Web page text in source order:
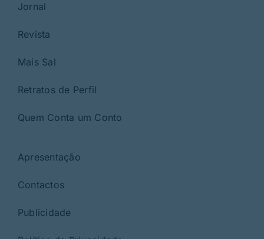
Jornal
Revista
Mais Sal
Retratos de Perfil
Quem Conta um Conto
Apresentação
Contactos
Publicidade